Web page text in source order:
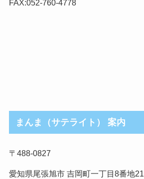
FAX:052-760-4778
まんま（サテライト） 案内
〒488-0827
愛知県尾張旭市 吉岡町一丁目8番地21